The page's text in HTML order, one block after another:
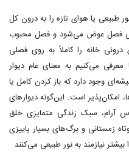
طبیعی یا هوای تازه را به درون کل
فصل عوض می‌شود و فصل محبوب
خانه را کاملاً به روی فصلی
می‌کنیم به معنای عام دیوار
وجود دارد که باز کردن کامل یا
است. این‌گونه دیوارهای
آرام، سبک زندگی متمایزی خلق
زمستانی و برگ‌های بسیار پاییزی
نیازمند به نور طبیعی می‌کنند.